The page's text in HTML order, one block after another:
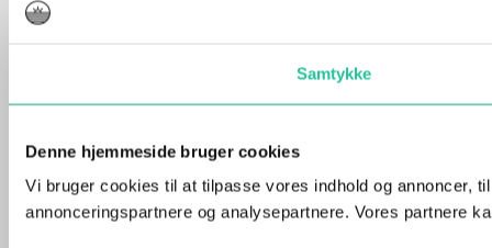
Samtykke
Denne hjemmeside bruger cookies
Vi bruger cookies til at tilpasse vores indhold og annoncer,
annonceringspartnere og analysepartnere. Vores partnere